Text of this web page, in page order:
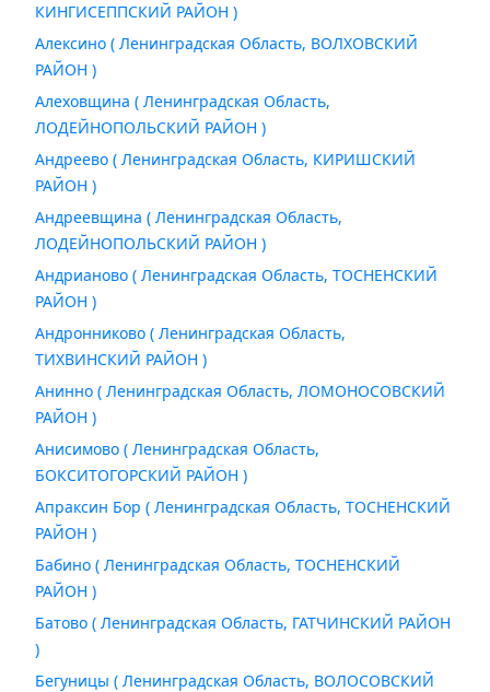
КИНГИСЕППСКИЙ РАЙОН )
Алексино ( Ленинградская Область, ВОЛХОВСКИЙ
РАЙОН )
Алеховщина ( Ленинградская Область,
ЛОДЕЙНОПОЛЬСКИЙ РАЙОН )
Андреево ( Ленинградская Область, КИРИШСКИЙ
РАЙОН )
Андреевщина ( Ленинградская Область,
ЛОДЕЙНОПОЛЬСКИЙ РАЙОН )
Андрианово ( Ленинградская Область, ТОСНЕНСКИЙ
РАЙОН )
Андронниково ( Ленинградская Область,
ТИХВИНСКИЙ РАЙОН )
Анинно ( Ленинградская Область, ЛОМОНОСОВСКИЙ
РАЙОН )
Анисимово ( Ленинградская Область,
БОКСИТОГОРСКИЙ РАЙОН )
Апраксин Бор ( Ленинградская Область, ТОСНЕНСКИЙ
РАЙОН )
Бабино ( Ленинградская Область, ТОСНЕНСКИЙ
РАЙОН )
Батово ( Ленинградская Область, ГАТЧИНСКИЙ РАЙОН
)
Бегуницы ( Ленинградская Область, ВОЛОСОВСКИЙ